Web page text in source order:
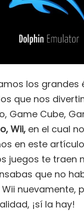
los grandes
que nos
Game Cube,
Wii, en el cual
en este
juegos te traen
que no
nuevamente,
¡sí la hay!